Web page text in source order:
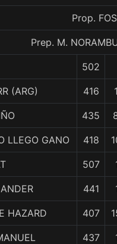
Prop. FOS
Prep. M.
502
(ARG) 416
435
LLEGO GANO 418
507
441
HAZARD 407
437